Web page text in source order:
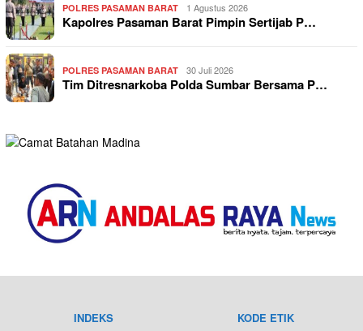
POLRES PASAMAN BARAT 1 Agustus 2026
Kapolres Pasaman Barat Pimpin Sertijab P…
POLRES PASAMAN BARAT 30 Juli 2026
Tim Ditresnarkoba Polda Sumbar Bersama P…
INDEKS KODE ETIK